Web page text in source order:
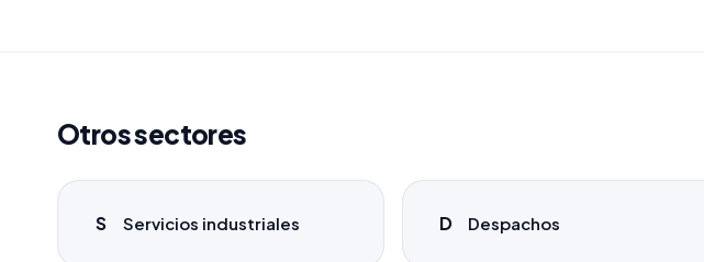
Otros sectores
S Servicios industriales D Despachos